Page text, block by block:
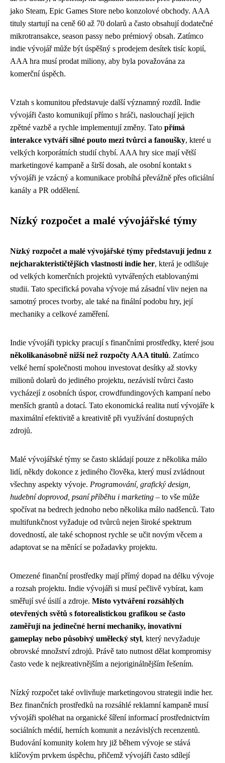
jako Steam, Epic Games Store nebo konzolové obchody. AAA
tituly startují na ceně 60 až 70 dolarů a často obsahují dodatečné
mikrotransakce, season passy nebo prémiový obsah. Zatímco
indie vývojář může být úspěšný s prodejem desítek tisíc kopií,
AAA hra musí prodat miliony, aby byla považována za
komerční úspěch.
Vztah s komunitou představuje další významný rozdíl. Indie
vývojáři často komunikují přímo s hráči, naslouchají jejich
zpětné vazbě a rychle implementují změny. Tato přímá
interakce vytváří silné pouto mezi tvůrci a fanoušky, které u
velkých korporátních studií chybí. AAA hry sice mají větší
marketingové kampaně a širší dosah, ale osobní kontakt s
vývojáři je vzácný a komunikace probíhá převážně přes oficiální
kanály a PR oddělení.
Nízký rozpočet a malé vývojářské týmy
Nízký rozpočet a malé vývojářské týmy představují jednu z
nejcharakterističtějších vlastností indie her, která je odlišuje
od velkých komerčních projektů vytvářených etablovanými
studii. Tato specifická povaha vývoje má zásadní vliv nejen na
samotný proces tvorby, ale také na finální podobu hry, její
mechaniky a celkové zaměření.
Indie vývojáři typicky pracují s finančními prostředky, které jsou
několikanásobně nižší než rozpočty AAA titulů. Zatímco
velké herní společnosti mohou investovat desítky až stovky
milionů dolarů do jediného projektu, nezávislí tvůrci často
vycházejí z osobních úspor, crowdfundingových kampaní nebo
menších grantů a dotací. Tato ekonomická realita nutí vývojáře k
maximální efektivitě a kreativitě při využívání dostupných
zdrojů.
Malé vývojářské týmy se často skládají pouze z několika málo
lidí, někdy dokonce z jediného člověka, který musí zvládnout
všechny aspekty vývoje. Programování, grafický design,
hudební doprovod, psaní příběhu i marketing – to vše může
spočívat na bedrech jednoho nebo několika málo nadšenců. Tato
multifunkčnost vyžaduje od tvůrců nejen široké spektrum
dovedností, ale také schopnost rychle se učit novým věcem a
adaptovat se na měnící se požadavky projektu.
Omezené finanční prostředky mají přímý dopad na délku vývoje
a rozsah projektu. Indie vývojáři si musí pečlivě vybírat, kam
směřují své úsilí a zdroje. Místo vytváření rozsáhlých
otevřených světů s fotorealistickou grafikou se často
zaměřují na jedinečné herní mechaniky, inovativní
gameplay nebo působivý umělecký styl, který nevyžaduje
obrovské množství zdrojů. Právě tato nutnost dělat kompromisy
často vede k nejkreativnějším a nejoriginálnějším řešením.
Nízký rozpočet také ovlivňuje marketingovou strategii indie her.
Bez finančních prostředků na rozsáhlé reklamní kampaně musí
vývojáři spoléhat na organické šíření informací prostřednictvím
sociálních médií, herních komunit a nezávislých recenzentů.
Budování komunity kolem hry již během vývoje se stává
klíčovým prvkem úspěchu, přičemž vývojáři často sdílejí